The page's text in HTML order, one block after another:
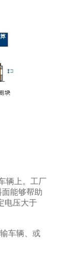
辆上。工厂
能够帮助
电压大于
车辆、或